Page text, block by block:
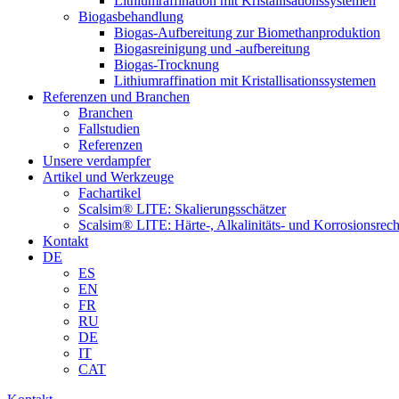
Biogasbehandlung
Biogas-Aufbereitung zur Biomethanproduktion
Biogasreinigung und -aufbereitung
Biogas-Trocknung
Lithiumraffination mit Kristallisationssystemen
Referenzen und Branchen
Branchen
Fallstudien
Referenzen
Unsere verdampfer
Artikel und Werkzeuge
Fachartikel
Scalsim® LITE: Skalierungsschätzer
Scalsim® LITE: Härte-, Alkalinitäts- und
Kontakt
DE
ES
EN
FR
RU
DE
IT
CAT